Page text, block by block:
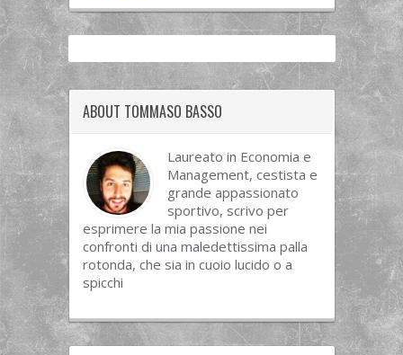
ABOUT TOMMASO BASSO
Laureato in Economia e
Management, cestista e
grande appassionato
sportivo, scrivo per
esprimere la mia passione nei
confronti di una maledettissima palla
rotonda, che sia in cuoio lucido o a
spicchi